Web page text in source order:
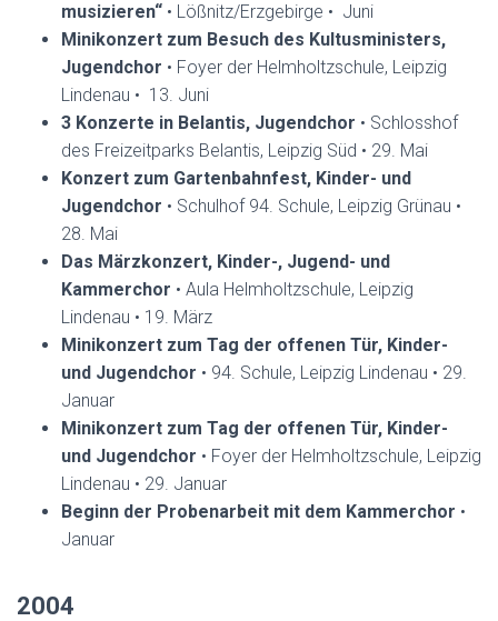
musizieren“ • Lößnitz/Erzgebirge • Juni
Minikonzert zum Besuch des Kultusministers,
Jugendchor • Foyer der Helmholtzschule, Leipzig
Lindenau • 13. Juni
3 Konzerte in Belantis, Jugendchor • Schlosshof
des Freizeitparks Belantis, Leipzig Süd • 29. Mai
Konzert zum Gartenbahnfest, Kinder- und
Jugendchor • Schulhof 94. Schule, Leipzig Grünau •
28. Mai
Das Märzkonzert, Kinder-, Jugend- und
Kammerchor • Aula Helmholtzschule, Leipzig
Lindenau • 19. März
Minikonzert zum Tag der offenen Tür, Kinder-
und Jugendchor • 94. Schule, Leipzig Lindenau • 29.
Januar
Minikonzert zum Tag der offenen Tür, Kinder-
und Jugendchor • Foyer der Helmholtzschule, Leipzig
Lindenau • 29. Januar
Beginn der Probenarbeit mit dem Kammerchor •
Januar
2004